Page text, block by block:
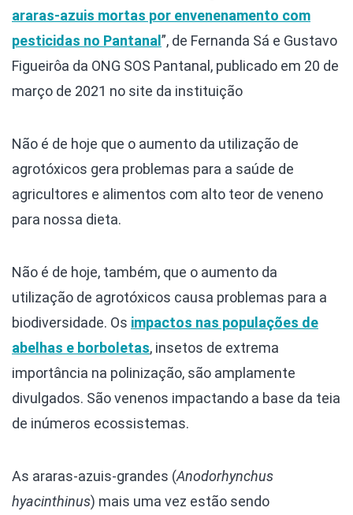
araras-azuis mortas por envenenamento com
pesticidas no Pantanal ”, de Fernanda Sá e Gustavo
Figueirôa da ONG SOS Pantanal, publicado em 20 de
março de 2021 no site da instituição
Não é de hoje que o aumento da utilização de
agrotóxicos gera problemas para a saúde de
agricultores e alimentos com alto teor de veneno
para nossa dieta.
Não é de hoje, também, que o aumento da
utilização de agrotóxicos causa problemas para a
biodiversidade. Os impactos nas populações de
abelhas e borboletas, insetos de extrema
importância na polinização, são amplamente
divulgados. São venenos impactando a base da teia
de inúmeros ecossistemas.
As araras-azuis-grandes (Anodorhynchus
hyacinthinus) mais uma vez estão sendo